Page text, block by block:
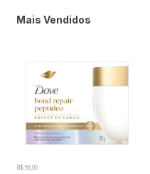
Mais Vendidos
R$ 56,90